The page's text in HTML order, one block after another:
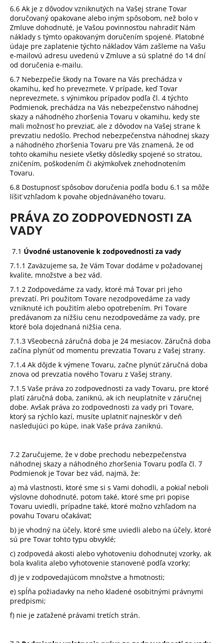
6.6 Ak je z dôvodov vzniknutých na Vašej strane Tovar
doručovaný opakovane alebo iným spôsobom, než bolo v
Zmluve dohodnuté, je Vašou povinnosťou nahradiť Nám
náklady s týmto opakovaným doručením spojené. Platobné
údaje pre zaplatenie týchto nákladov Vám zašleme na Vašu
e-mailovú adresu uvedenú v Zmluve a sú splatné do 14 dní
od doručenia e-mailu.
6.7 Nebezpečie škody na Tovare na Vás prechádza v
okamihu, keď ho prevezmete. V prípade, keď Tovar
neprevezmete, s výnimkou prípadov podľa čl. 4 týchto
Podmienok, prechádza na Vás nebezpečenstvo náhodnej
skazy a náhodného zhoršenia Tovaru v okamihu, kedy ste
mali možnosť ho prevziať, ale z dôvodov na Vašej strane k
prevzatiu nedošlo. Prechod nebezpečenstva náhodnej skazy
a náhodného zhoršenia Tovaru pre Vás znamená, že od
tohto okamihu nesiete všetky dôsledky spojené so stratou,
zničením, poškodením či akýmkoľvek znehodnotením
Tovaru.
6.8 Dostupnosť spôsobov doručenia podľa bodu 6.1 sa môže
líšiť vzhľadom k povahe objednávaného tovaru.
PRÁVA ZO ZODPOVEDNOSTI ZA
VADY
7.1 Úvodné ustanovenie k zodpovednosti za vady
7.1.1 Zaväzujeme sa, že Vám Tovar dodáme v požadovanej
kvalite, množstve a bez vád.
7.1.2 Zodpovedáme za vady, ktoré má Tovar pri jeho
prevzatí. Pri použitom Tovare nezodpovedáme za vady
vzniknuté ich použitím alebo opotrebením. Pri Tovare
predávanom za nižšiu cenu nezodpovedáme za vady, pre
ktoré bola dojednaná nižšia cena.
7.1.3 Všeobecná záručná doba je 24 mesiacov. Záručná doba
začína plynúť od momentu prevzatia Tovaru z Vašej strany.
7.1.4 Ak dôjde k výmene Tovaru, začne plynúť záručná doba
znova od prevzatia nového Tovaru z Vašej strany.
7.1.5 Vaše práva zo zodpovednosti za vady Tovaru, pre ktoré
platí záručná doba, zaniknú, ak ich neuplatníte v záručnej
dobe. Avšak práva zo zodpovednosti za vady pri Tovare,
ktorý sa rýchlo kazí, musíte uplatniť najneskôr v deň
nasledujúci po kúpe, inak Vaše práva zaniknú.
7.2 Zaručujeme, že v dobe prechodu nebezpečenstva
náhodnej skazy a náhodného zhoršenia Tovaru podľa čl. 7
Podmienok je Tovar bez vád, najmä, že:
a) má vlastnosti, ktoré sme si s Vami dohodli, a pokiaľ neboli
výslovne dohodnuté, potom také, ktoré sme pri popise
Tovaru uviedli, prípadne také, ktoré možno vzhľadom na
povahu Tovaru očakávať;
b) je vhodný na účely, ktoré sme uviedli alebo na účely, ktoré
sú pre Tovar tohto typu obvyklé;
c) zodpovedá akosti alebo vyhotoveniu dohodnutej vzorky, ak
bola kvalita alebo vyhotovenie stanovené podľa vzorky;
d) je v zodpovedajúcom množstve a hmotnosti;
e) spĺňa požiadavky na neho kladené osobitnými právnymi
predpismi;
f) nie je zaťažené právami tretích strán.